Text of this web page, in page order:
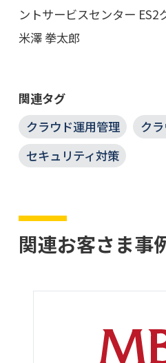
ントサービスセンター ES2
米澤 拳太郎
関連タグ
クラウド運用管理
ク
セキュリティ対策
関連お客さま事